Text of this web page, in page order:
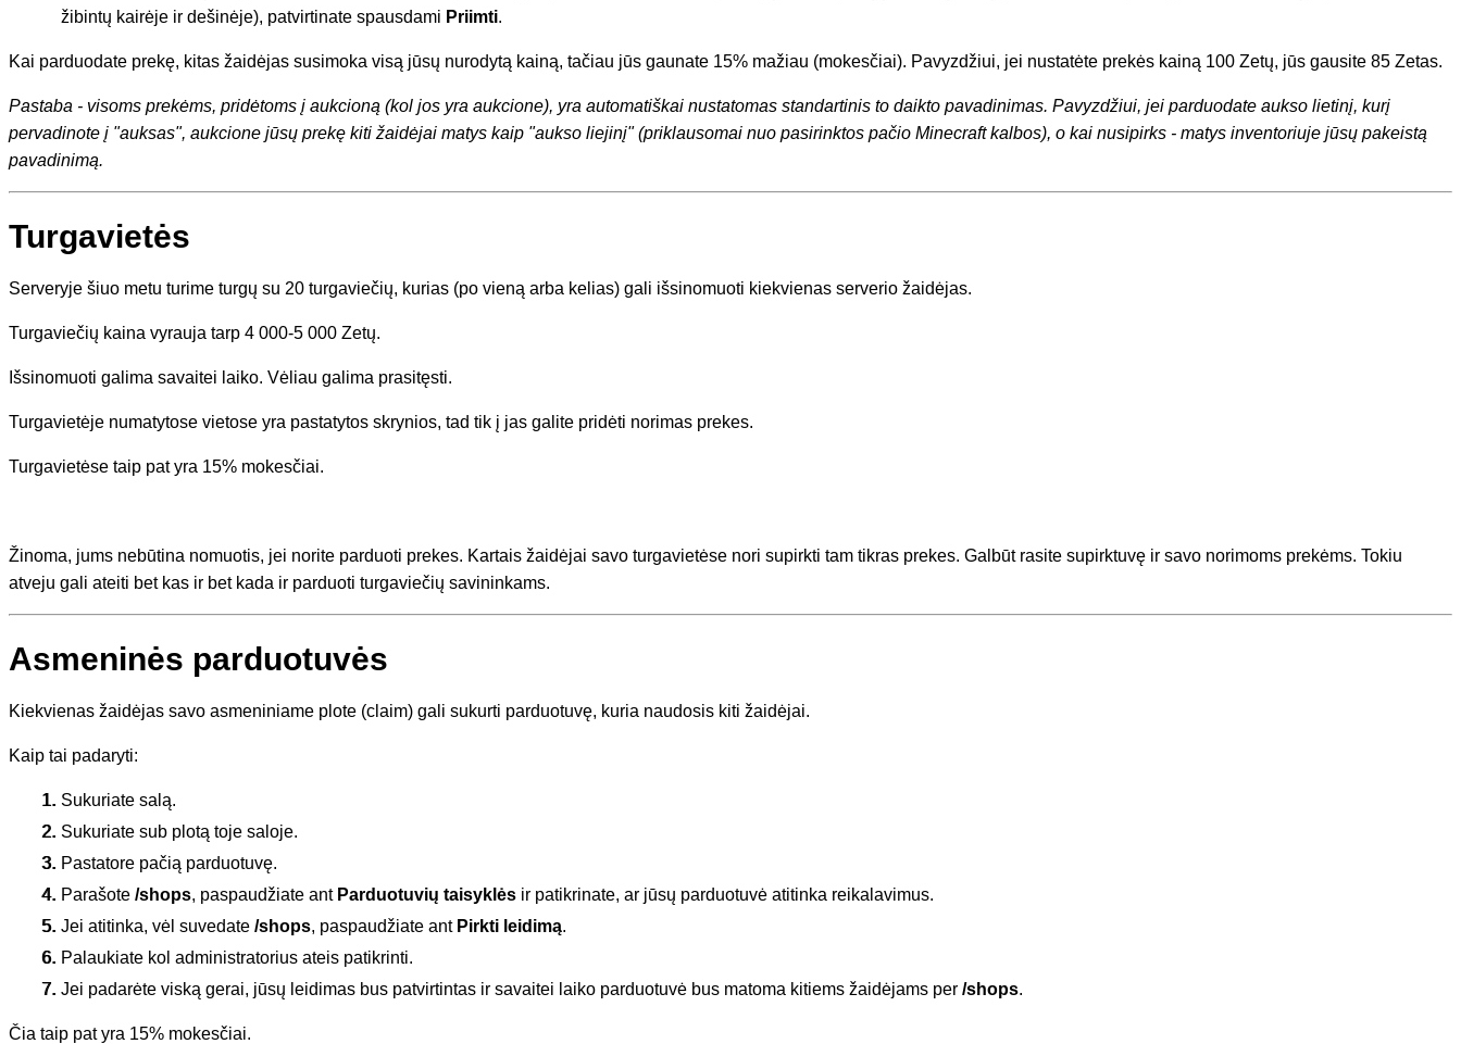
žibintų kairėje ir dešinėje), patvirtinate spausdami Priimti.
Kai parduodate prekę, kitas žaidėjas susimoka visą jūsų nurodytą kainą, tačiau jūs gaunate 15% mažiau (mokesčiai). Pavyzdžiui, jei nustatėte prekės kainą 100 Zetų, jūs gausite 85 Zetas.
Pastaba - visoms prekėms, pridėtoms į aukcioną (kol jos yra aukcione), yra automatiškai nustatomas standartinis to daikto pavadinimas. Pavyzdžiui, jei parduodate aukso lietinį, kurį
pervadinote į "auksas", aukcione jūsų prekę kiti žaidėjai matys kaip "aukso liejinį" (priklausomai nuo pasirinktos pačio Minecraft kalbos), o kai nusipirks - matys inventoriuje jūsų pakeistą
pavadinimą.
Turgavietės
Serveryje šiuo metu turime turgų su 20 turgaviečių, kurias (po vieną arba kelias) gali išsinomuoti kiekvienas serverio žaidėjas.
Turgaviečių kaina vyrauja tarp 4 000-5 000 Zetų.
Išsinomuoti galima savaitei laiko. Vėliau galima prasitęsti.
Turgavietėje numatytose vietose yra pastatytos skrynios, tad tik į jas galite pridėti norimas prekes.
Turgavietėse taip pat yra 15% mokesčiai.
Žinoma, jums nebūtina nomuotis, jei norite parduoti prekes. Kartais žaidėjai savo turgavietėse nori supirkti tam tikras prekes. Galbūt rasite supirktuvę ir savo norimoms prekėms. Tokiu
atveju gali ateiti bet kas ir bet kada ir parduoti turgaviečių savininkams.
Asmeninės parduotuvės
Kiekvienas žaidėjas savo asmeniniame plote (claim) gali sukurti parduotuvę, kuria naudosis kiti žaidėjai.
Kaip tai padaryti:
Sukuriate salą.
Sukuriate sub plotą toje saloje.
Pastatore pačią parduotuvę.
Parašote /shops, paspaudžiate ant Parduotuvių taisyklės ir patikrinate, ar jūsų parduotuvė atitinka reikalavimus.
Jei atitinka, vėl suvedate /shops, paspaudžiate ant Pirkti leidimą.
Palaukiate kol administratorius ateis patikrinti.
Jei padarėte viską gerai, jūsų leidimas bus patvirtintas ir savaitei laiko parduotuvė bus matoma kitiems žaidėjams per /shops.
Čia taip pat yra 15% mokesčiai.